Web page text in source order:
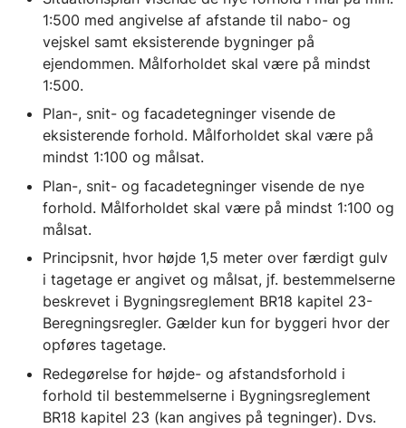
1:500 med angivelse af afstande til nabo- og
vejskel samt eksisterende bygninger på
ejendommen. Målforholdet skal være på mindst
1:500.
Plan-, snit- og facadetegninger visende de
eksisterende forhold. Målforholdet skal være på
mindst 1:100 og målsat.
Plan-, snit- og facadetegninger visende de nye
forhold. Målforholdet skal være på mindst 1:100 og
målsat.
Principsnit, hvor højde 1,5 meter over færdigt gulv
i tagetage er angivet og målsat, jf. bestemmelserne
beskrevet i Bygningsreglement BR18 kapitel 23-
Beregningsregler. Gælder kun for byggeri hvor der
opføres tagetage.
Redegørelse for højde- og afstandsforhold i
forhold til bestemmelserne i Bygningsreglement
BR18 kapitel 23 (kan angives på tegninger). Dvs.